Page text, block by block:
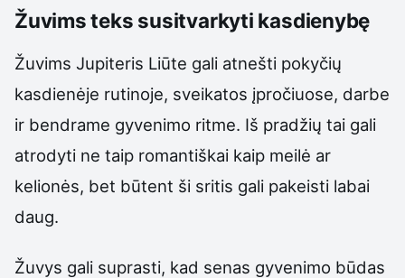
Žuvims teks susitvarkyti kasdienybę
Žuvims Jupiteris Liūte gali atnešti pokyčių
kasdienėje rutinoje, sveikatos įpročiuose, darbe
ir bendrame gyvenimo ritme. Iš pradžių tai gali
atrodyti ne taip romantiškai kaip meilė ar
kelionės, bet būtent ši sritis gali pakeisti labai
daug.
Žuvys gali suprasti, kad senas gyvenimo būdas